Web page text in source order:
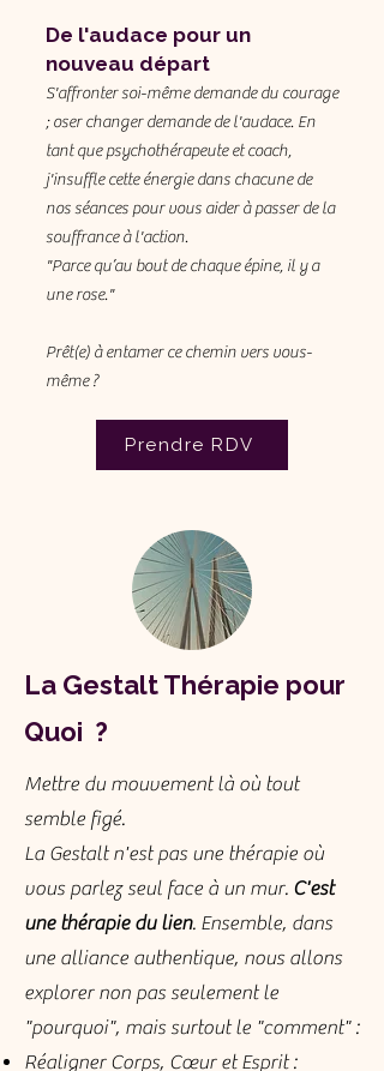
De l'audace pour un
nouveau départ
S'affronter soi-même demande du courage
; oser changer demande de l'audace. En
tant que psychothérapeute et coach,
j'insuffle cette énergie dans chacune de
nos séances pour vous aider à passer de la
souffrance à l'action.
"Parce qu’au bout de chaque épine, il y a
une rose."
Prêt(e) à entamer ce chemin vers vous-
même ?
Prendre RDV
La Gestalt Thérapie pour
Quoi ?
Mettre du mouvement là où tout
semble figé.
La Gestalt n'est pas une thérapie où
vous parlez seul face à un mur. C'est
une thérapie du lien. Ensemble, dans
une alliance authentique, nous allons
explorer non pas seulement le
"pourquoi", mais surtout le "comment" :
Réaligner Corps, Cœur et Esprit :